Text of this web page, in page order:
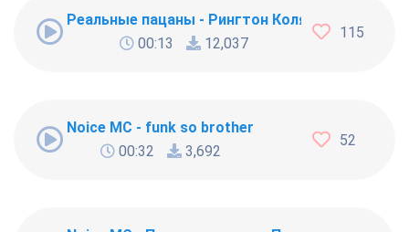
Реальные пацаны - Рингтон Коляна
00:13
12,037
115
Noice MC - funk so brother
00:32
3,692
52